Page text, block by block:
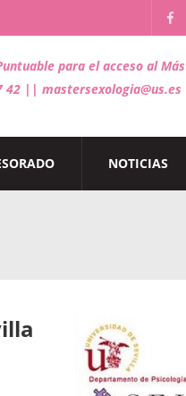
para el acceso al
42 || mastersexologia@us.es
NOTICIAS